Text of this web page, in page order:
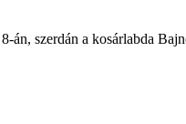
án, szerdán a kosárlabda